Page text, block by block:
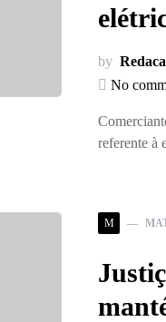
by
No
referente à
M